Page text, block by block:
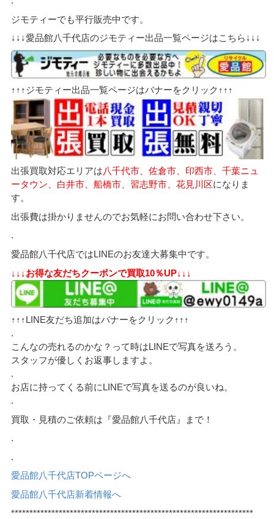
ジモティーでも平行販売中です。
↓↓↓愛品館八千代店のジモティー出品一覧ページはこちら↓↓↓
↑↑↑ジモティー出品一覧ページはバナーをクリック↑↑↑
出張買取対応エリアは八千代市、佐倉市、印西市、千葉ニュ
ータウン、白井市、船橋市、習志野市、花見川区になりま
す。
出張費は掛かりませんのでお気軽にお問い合わせ下さい。
.
愛品館八千代店ではLINEのお友達大募集中です。
↓↓↓お得な友だちクーポンで買取10％UP↓↓↓
↑↑↑LINE友だち追加はバナーをクリック↑↑↑
.
こんなの売れるのかな？って時はLINEで写真を送ろう。
スタッフが優しくお返事しますよ。
.
お店に持ってくる前にLINEで写真を送るのが良いね。
.
買取・見積のご依頼は『愛品館八千代店』まで！
.
.
愛品館八千代店TOPページへ
愛品館八千代店新着情報へ
******************************************************************